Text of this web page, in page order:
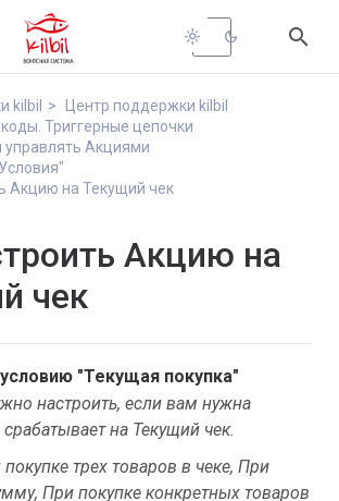
light_mode dark_mode 
kilbil
Центр поддержки kilbil
Триггерные цепочки
управлять Акциями
Акцию на Текущий чек
Акцию на
чек
"Текущая покупка"
настроить, если вам нужна
на Текущий чек.
трех товаров в чеке, При
При покупке конкретных товаров